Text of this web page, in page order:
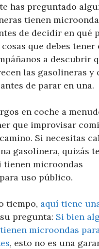
has preguntado
tienen
de decidir en qué
que debes tener
a descubrir
las gasolineras y
de parar en una.
en coche a
que improvisar
Si necesitas
gasolinera, quizás te
tienen microondas
uso público.
tiempo, aquí tiene
pregunta: Si bien
microondas
, esto no es una